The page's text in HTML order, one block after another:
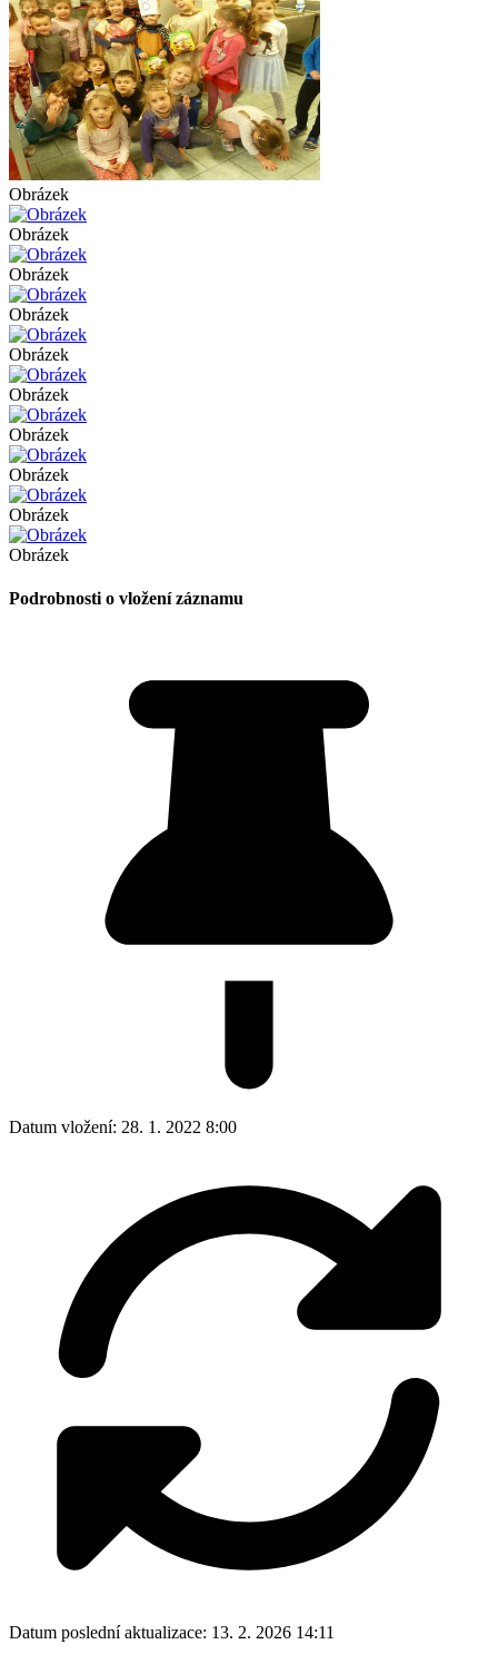
Obrázek
Obrázek
Obrázek
Obrázek
Obrázek
Obrázek
Obrázek
Obrázek
Obrázek
Obrázek
Podrobnosti o vložení záznamu
Datum vložení: 28. 1. 2022 8:00
Datum poslední aktualizace: 13. 2. 2026 14:11